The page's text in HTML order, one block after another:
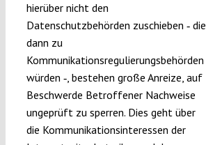
hierüber nicht den
Datenschutzbehörden zuschieben ‑ die
dann zu
Kommunikationsregulierungsbehörden
würden ‑, bestehen große Anreize, auf
Beschwerde Betroffener Nachweise
ungeprüft zu sperren. Dies geht über
die Kommunikationsinteressen der